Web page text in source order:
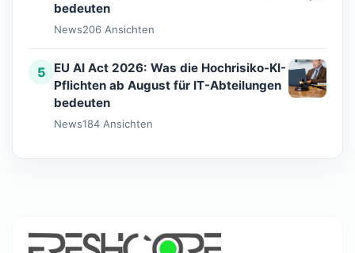
bedeuten
News206 Ansichten
5
EU AI Act 2026: Was die Hochrisiko-KI-
Pflichten ab August für IT-Abteilungen
bedeuten
News184 Ansichten